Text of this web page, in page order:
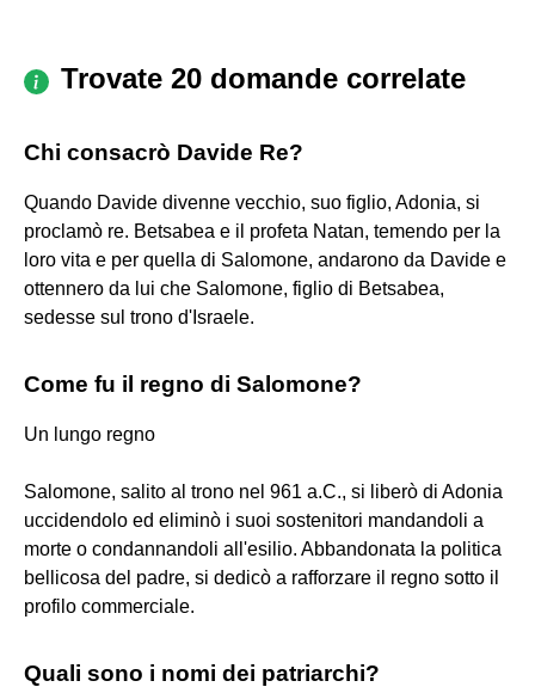
Trovate 20 domande correlate
Chi consacrò Davide Re?
Quando Davide divenne vecchio, suo figlio, Adonia, si
proclamò re. Betsabea e il profeta Natan, temendo per la
loro vita e per quella di Salomone, andarono da Davide e
ottennero da lui che Salomone, figlio di Betsabea,
sedesse sul trono d'Israele.
Come fu il regno di Salomone?
Un lungo regno
Salomone, salito al trono nel 961 a.C., si liberò di Adonia
uccidendolo ed eliminò i suoi sostenitori mandandoli a
morte o condannandoli all'esilio. Abbandonata la politica
bellicosa del padre, si dedicò a rafforzare il regno sotto il
profilo commerciale.
Quali sono i nomi dei patriarchi?